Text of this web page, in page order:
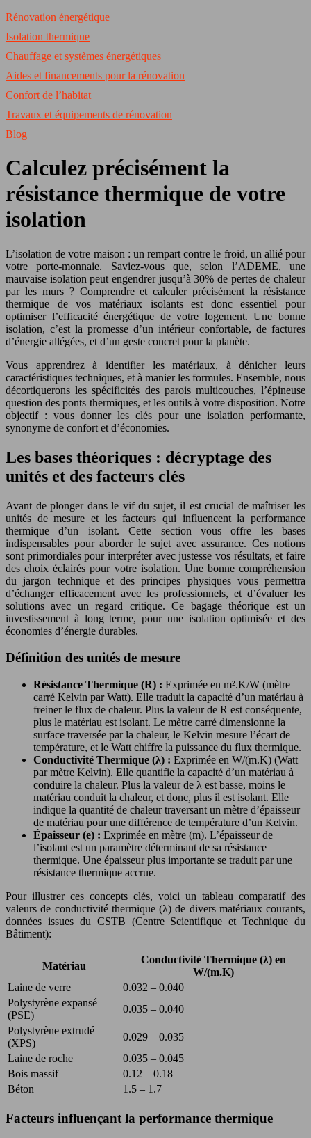
Rénovation énergétique
Isolation thermique
Chauffage et systèmes énergétiques
Aides et financements pour la rénovation
Confort de l’habitat
Travaux et équipements de rénovation
Blog
Calculez précisément la
résistance thermique de votre
isolation
L’isolation de votre maison : un rempart contre le froid, un allié pour
votre porte-monnaie. Saviez-vous que, selon l’ADEME, une
mauvaise isolation peut engendrer jusqu’à 30% de pertes de chaleur
par les murs ? Comprendre et calculer précisément la résistance
thermique de vos matériaux isolants est donc essentiel pour
optimiser l’efficacité énergétique de votre logement. Une bonne
isolation, c’est la promesse d’un intérieur confortable, de factures
d’énergie allégées, et d’un geste concret pour la planète.
Vous apprendrez à identifier les matériaux, à dénicher leurs
caractéristiques techniques, et à manier les formules. Ensemble, nous
décortiquerons les spécificités des parois multicouches, l’épineuse
question des ponts thermiques, et les outils à votre disposition. Notre
objectif : vous donner les clés pour une isolation performante,
synonyme de confort et d’économies.
Les bases théoriques : décryptage des
unités et des facteurs clés
Avant de plonger dans le vif du sujet, il est crucial de maîtriser les
unités de mesure et les facteurs qui influencent la performance
thermique d’un isolant. Cette section vous offre les bases
indispensables pour aborder le sujet avec assurance. Ces notions
sont primordiales pour interpréter avec justesse vos résultats, et faire
des choix éclairés pour votre isolation. Une bonne compréhension
du jargon technique et des principes physiques vous permettra
d’échanger efficacement avec les professionnels, et d’évaluer les
solutions avec un regard critique. Ce bagage théorique est un
investissement à long terme, pour une isolation optimisée et des
économies d’énergie durables.
Définition des unités de mesure
Résistance Thermique (R) : Exprimée en m².K/W (mètre
carré Kelvin par Watt). Elle traduit la capacité d’un matériau à
freiner le flux de chaleur. Plus la valeur de R est conséquente,
plus le matériau est isolant. Le mètre carré dimensionne la
surface traversée par la chaleur, le Kelvin mesure l’écart de
température, et le Watt chiffre la puissance du flux thermique.
Conductivité Thermique (λ) : Exprimée en W/(m.K) (Watt
par mètre Kelvin). Elle quantifie la capacité d’un matériau à
conduire la chaleur. Plus la valeur de λ est basse, moins le
matériau conduit la chaleur, et donc, plus il est isolant. Elle
indique la quantité de chaleur traversant un mètre d’épaisseur
de matériau pour une différence de température d’un Kelvin.
Épaisseur (e) : Exprimée en mètre (m). L’épaisseur de
l’isolant est un paramètre déterminant de sa résistance
thermique. Une épaisseur plus importante se traduit par une
résistance thermique accrue.
Pour illustrer ces concepts clés, voici un tableau comparatif des
valeurs de conductivité thermique (λ) de divers matériaux courants,
données issues du CSTB (Centre Scientifique et Technique du
Bâtiment):
Matériau
Conductivité Thermique (λ) en
W/(m.K)
Laine de verre
0.032 – 0.040
Polystyrène expansé
(PSE)
0.035 – 0.040
Polystyrène extrudé
(XPS)
0.029 – 0.035
Laine de roche
0.035 – 0.045
Bois massif
0.12 – 0.18
Béton
1.5 – 1.7
Facteurs influençant la performance thermique